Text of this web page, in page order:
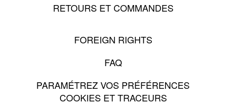
RETOURS ET COMMANDES
FOREIGN RIGHTS
FAQ
PARAMÉTREZ VOS PRÉFÉRENCES
COOKIES ET TRACEURS